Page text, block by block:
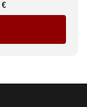
€